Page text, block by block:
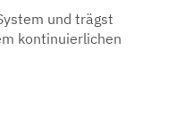
und trägst
kontinuierlichen